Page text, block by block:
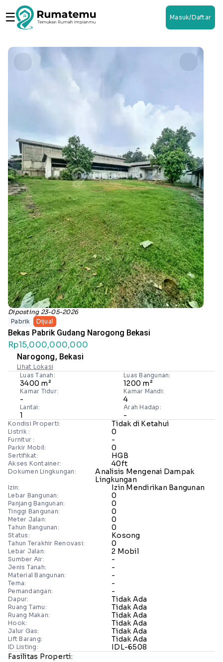
☰ Masuk/Daftar
Diposting 23-05-2026
Pabrik
Dijual
Bekas Pabrik Gudang Narogong Bekasi
Rp15,000,000,000
Narogong, Bekasi
Lihat Lokasi
Luas Tanah:
3400 m²
Luas Bangunan:
1200 m²
Kamar Tidur:
-
Kamar Mandi:
4
Lantai:
1
Arah Hadap:
-
Kondisi Properti: Tidak di Ketahui
Listrik : 0
Furnitur : -
Parkir Mobil: 0
Sertifikat: HGB
Akses Kontainer: 40ft
Dokumen Lingkungan:
Analisis Mengenai Dampak
Lingkungan
Izin: Izin Mendirikan Bangunan
Lebar Bangunan: 0
Panjang Bangunan: 0
Tinggi Bangunan: 0
Meter Jalan: 0
Tahun Bangunan: 0
Status: Kosong
Tahun Terakhir Renovasi: 0
Lebar Jalan: 2 Mobil
Sumber Air: -
Jenis Tanah: -
Material Bangunan: -
Tema: -
Pemandangan: -
Dapur: Tidak Ada
Ruang Tamu: Tidak Ada
Ruang Makan: Tidak Ada
Hook: Tidak Ada
Jalur Gas: Tidak Ada
Lift Barang: Tidak Ada
ID Listing:
IDL-6508
Fasilitas Properti: